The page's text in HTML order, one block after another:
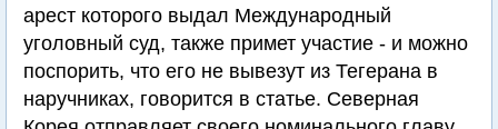
арест которого выдал Международный
уголовный суд, также примет участие - и можно
поспорить, что его не вывезут из Тегерана в
наручниках, говорится в статье. Северная